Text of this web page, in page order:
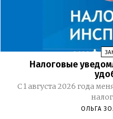
Налоговые
С 1 августа 2026 года
ОЛЬГА